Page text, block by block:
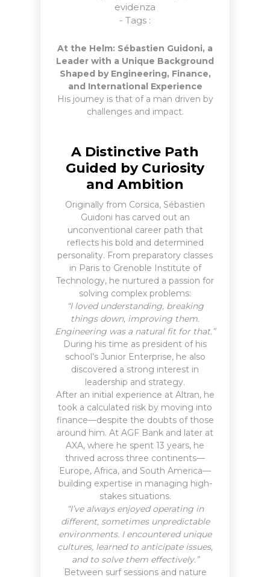
evidenza
- Tags :
At the Helm: Sébastien Guidoni, a
Leader with a Unique Background
Shaped by Engineering, Finance,
and International Experience
His journey is that of a man driven by
challenges and impact.
A Distinctive Path
Guided by Curiosity
and Ambition
Originally from Corsica, Sébastien
Guidoni has carved out an
unconventional career path that
reflects his bold and determined
personality. From preparatory classes
in Paris to Grenoble Institute of
Technology, he nurtured a passion for
solving complex problems:
“I loved understanding, breaking
things down, improving them.
Engineering was a natural fit for that.”
During his time as president of his
school’s Junior Enterprise, he also
discovered a strong interest in
leadership and strategy.
After an initial experience at Altran, he
took a calculated risk by moving into
finance—despite the doubts of those
around him. At AGF Bank and later at
AXA, where he spent 13 years, he
thrived across three continents—
Europe, Africa, and South America—
building expertise in managing high-
stakes situations.
“I’ve always enjoyed operating in
different, sometimes unpredictable
environments. I encountered unique
cultures, learned to anticipate issues,
and to solve them effectively.”
Between surf sessions and nature